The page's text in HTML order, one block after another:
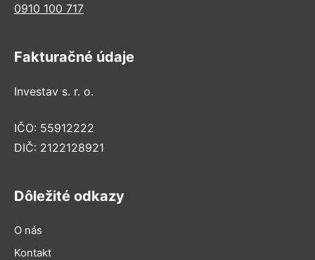
0910 100 717
Fakturačné údaje
Investav s. r. o.
IČO: 55912222
DIČ: 2122128921
Dôležité odkazy
O nás
Kontakt